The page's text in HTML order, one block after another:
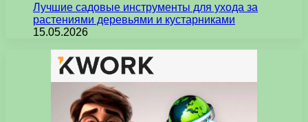
Лучшие садовые инструменты для ухода за
растениями деревьями и кустарниками
15.05.2026